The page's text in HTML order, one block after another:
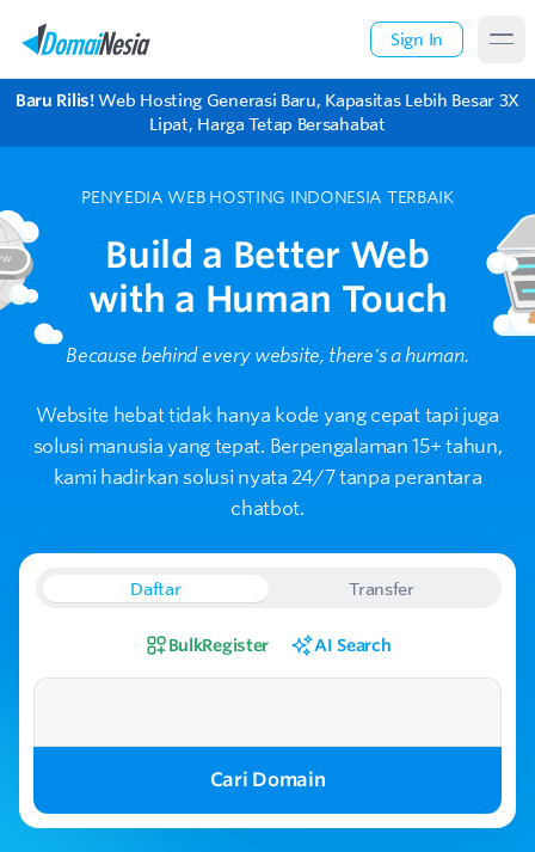
Sign In
Baru Rilis!Web Hosting Generasi Baru, Kapasitas Lebih Besar 3X
Lipat, Harga Tetap Bersahabat
PENYEDIA WEB HOSTING INDONESIA TERBAIK
Build a Better Web
with a Human Touch
Because behind every website, there's a human.
Website hebat tidak hanya kode yang cepat tapi juga
solusi manusia yang tepat. Berpengalaman 15+ tahun,
kami hadirkan solusi nyata 24/7 tanpa perantara
chatbot.
Daftar Transfer
BulkRegister AI Search
Cari Domain